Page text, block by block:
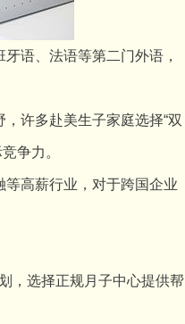
语、法语等第二门外语，
许多赴美生子家庭选择“双
争力。
高薪行业，对于跨国企业
，选择正规月子中心提供帮